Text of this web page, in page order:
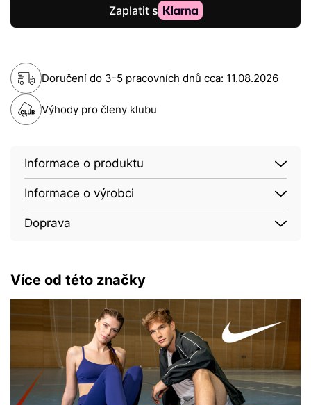
Doručení do 3-5 pracovních dnů cca: 11.08.2026
Výhody pro členy klubu
Informace o produktu
Informace o výrobci
Doprava
Více od této značky